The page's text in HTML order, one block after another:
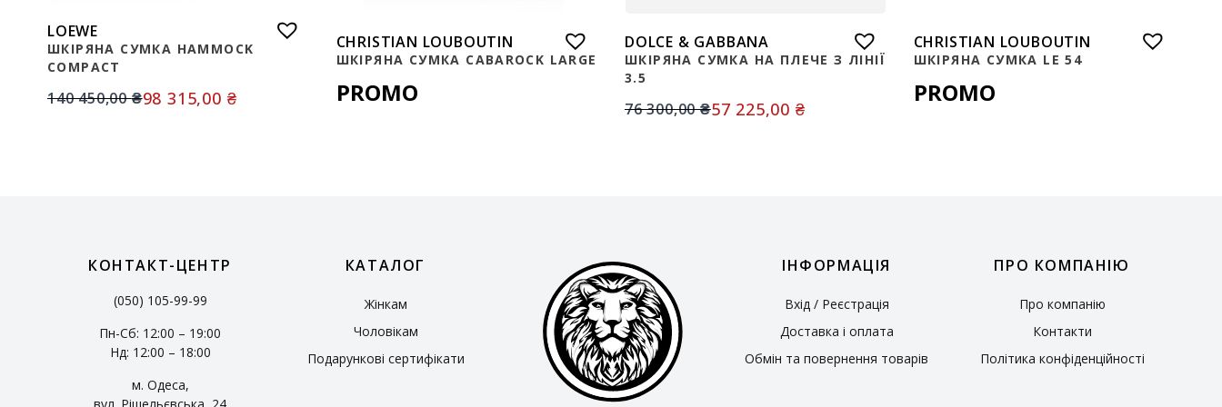
LOEWE
ШКІРЯНА СУМКА HAMMOCK
COMPACT
140 450,00₴98 315,00 ₴
CHRISTIAN LOUBOUTIN
ШКІРЯНА СУМКА CABAROCK LARGE
PROMO
DOLCE & GABBANA
ШКІРЯНА СУМКА НА ПЛЕЧЕ З ЛІНІЇ
3.5
76 300,00₴57 225,00 ₴
CHRISTIAN LOUBOUTIN
ШКІРЯНА СУМКА LE 54
PROMO
КОНТАКТ-ЦЕНТР
(050) 105-99-99
Пн-Сб: 12:00 – 19:00
Нд: 12:00 – 18:00
м. Одеса,
КАТАЛОГ
Жінкам
Чоловікам
Подарункові сертифікати
ІНФОРМАЦІЯ
Вхід / Реєстрація
Доставка і оплата
Обмін та повернення товарів
ПРО КОМПАНІЮ
Про компанію
Контакти
Політика конфіденційності